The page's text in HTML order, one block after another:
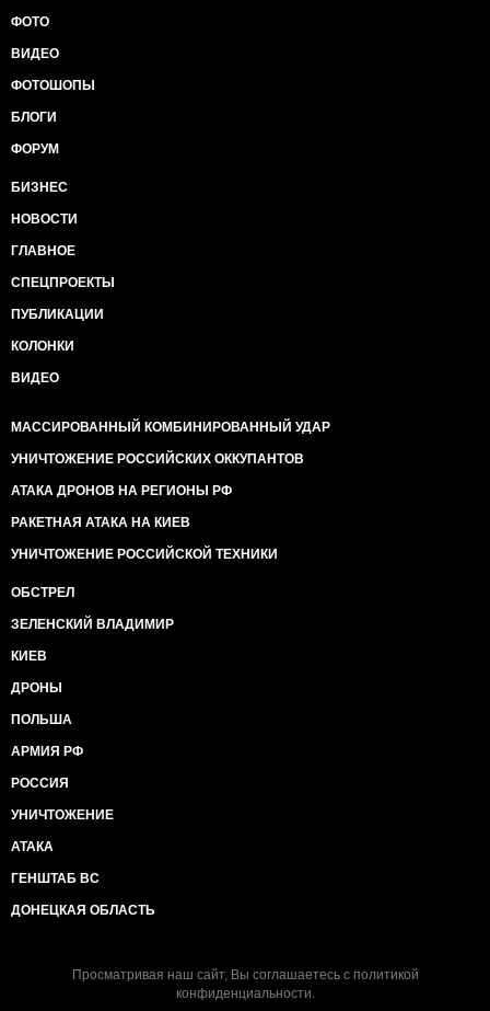
ФОТО
ВИДЕО
ФОТОШОПЫ
БЛОГИ
ФОРУМ
БИЗНЕС
НОВОСТИ
ГЛАВНОЕ
СПЕЦПРОЕКТЫ
ПУБЛИКАЦИИ
КОЛОНКИ
ВИДЕО
МАССИРОВАННЫЙ КОМБИНИРОВАННЫЙ УДАР
УНИЧТОЖЕНИЕ РОССИЙСКИХ ОККУПАНТОВ
АТАКА ДРОНОВ НА РЕГИОНЫ РФ
РАКЕТНАЯ АТАКА НА КИЕВ
УНИЧТОЖЕНИЕ РОССИЙСКОЙ ТЕХНИКИ
ОБСТРЕЛ
ЗЕЛЕНСКИЙ ВЛАДИМИР
КИЕВ
ДРОНЫ
ПОЛЬША
АРМИЯ РФ
РОССИЯ
УНИЧТОЖЕНИЕ
АТАКА
ГЕНШТАБ ВС
ДОНЕЦКАЯ ОБЛАСТЬ
Просматривая наш сайт, Вы соглашаетесь с политикой
конфиденциальности.